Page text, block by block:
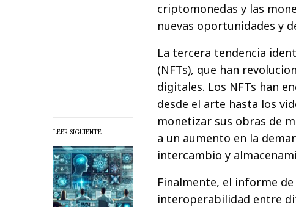
LEER SIGUIENTE
criptomonedas y las
nuevas oportunidades y
La tercera tendencia
(NFTs), que han
digitales. Los NFTs han
desde el arte hasta los
monetizar sus obras de
a un aumento en la
intercambio y
Finalmente, el informe
interoperabilidad entre